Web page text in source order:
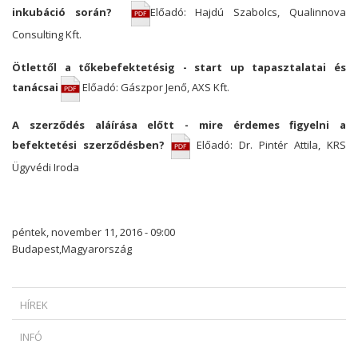
inkubáció során?
Előadó: Hajdú Szabolcs, Qualinnova
Consulting Kft.
Ötlettől a tőkebefektetésig - start up tapasztalatai és
tanácsai
Előadó: Gászpor Jenő, AXS Kft.
A szerződés aláírása előtt - mire érdemes figyelni a
befektetési szerződésben?
Előadó: Dr. Pintér Attila, KRS
Ügyvédi Iroda
péntek, november 11, 2016 - 09:00
Budapest,Magyarország
HÍREK
SZERZŐDÉS ESETÉN?
INFÓ